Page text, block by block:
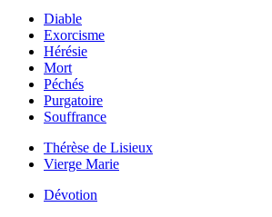
Diable
Exorcisme
Hérésie
Mort
Péchés
Purgatoire
Souffrance
Thérèse de Lisieux
Vierge Marie
Dévotion